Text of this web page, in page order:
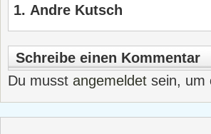
Andre Kutsch
Schreibe einen Kommentar
Du musst angemeldet sein, um